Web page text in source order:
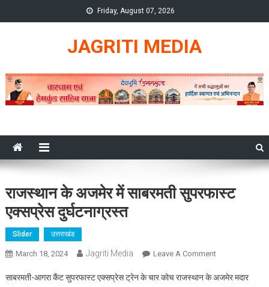
to
Friday, August 07, 2026
JAGRITI MEDIA
राजस्थान के अजमेर में साबरमती सुपरफास्ट
एक्सप्रेस दुर्घटनाग्रस्त
Slider उत्तराखंड
March 18, 2024 Jagriti Media Leave A CommentOn
के
साबरमती-आगरा कैंट सुपरफास्ट एक्सप्रेस ट्रेन के चार कोच राजस्थान के अजमेर मदार